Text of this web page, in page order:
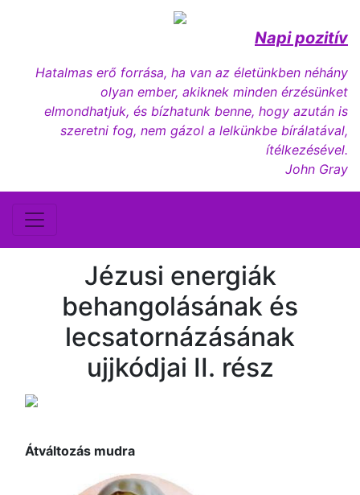
Napi pozitív
Hatalmas erő forrása, ha van az életünkben néhány
olyan ember, akiknek minden érzésünket
elmondhatjuk, és bízhatunk benne, hogy azután is
szeretni fog, nem gázol a lelkünkbe bírálatával,
ítélkezésével.
John Gray
Jézusi energiák
behangolásának és
lecsatornázásának
ujjkódjai II. rész
Átváltozás mudra